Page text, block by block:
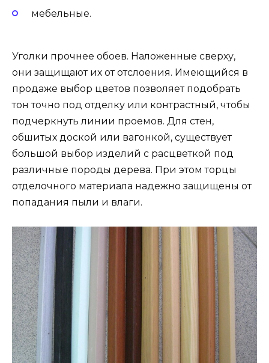
мебельные.
Уголки прочнее обоев. Наложенные сверху,
они защищают их от отслоения. Имеющийся в
продаже выбор цветов позволяет подобрать
тон точно под отделку или контрастный, чтобы
подчеркнуть линии проемов. Для стен,
обшитых доской или вагонкой, существует
большой выбор изделий с расцветкой под
различные породы дерева. При этом торцы
отделочного материала надежно защищены от
попадания пыли и влаги.